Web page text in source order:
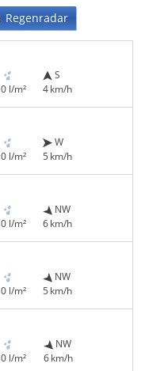
Regenradar
0 l/m²
S
4 km/h
0 l/m²
W
5 km/h
0 l/m²
NW
6 km/h
0 l/m²
NW
5 km/h
0 l/m²
NW
6 km/h